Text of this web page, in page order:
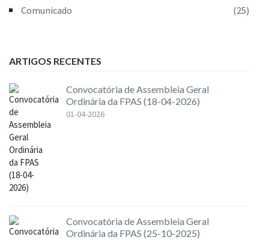
Comunicado
(25)
ARTIGOS RECENTES
Convocatória de Assembleia Geral
Ordinária da FPAS (18-04-2026)
01-04-2026
Convocatória de Assembleia Geral
Ordinária da FPAS (25-10-2025)